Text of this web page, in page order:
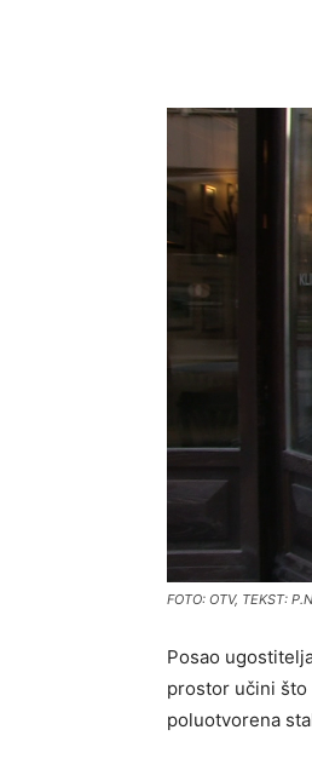
FOTO: OTV, TEKST:
Posao
prostor učini što
poluotvorena